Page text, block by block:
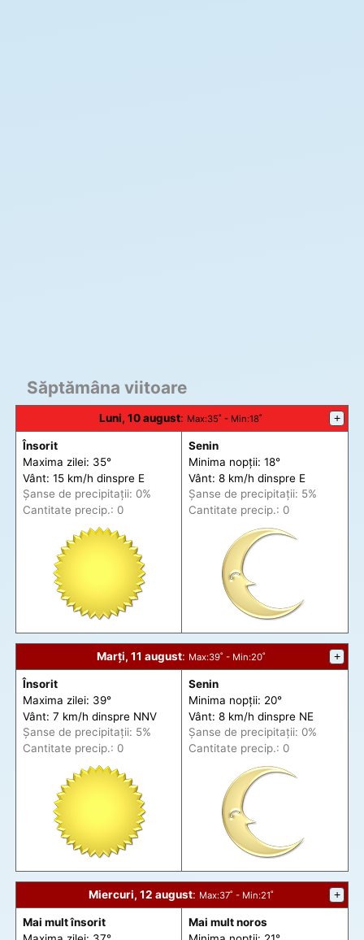
Săptămâna viitoare
Luni, 10 august: Max:35˚ - Min:18˚ +
Însorit
Maxima zilei: 35°
Vânt: 15 km/h dinspre E
Șanse de precipitații: 0%
Cantitate precip.: 0
Senin
Minima nopții: 18°
Vânt: 8 km/h dinspre E
Șanse de precipitații: 5%
Cantitate precip.: 0
Marți, 11 august: Max:39˚ - Min:20˚ +
Însorit
Maxima zilei: 39°
Vânt: 7 km/h dinspre NNV
Șanse de precipitații: 5%
Cantitate precip.: 0
Senin
Minima nopții: 20°
Vânt: 8 km/h dinspre NE
Șanse de precipitații: 0%
Cantitate precip.: 0
Miercuri, 12 august: Max:37˚ - Min:21˚ +
Mai mult însorit
Mai mult noros